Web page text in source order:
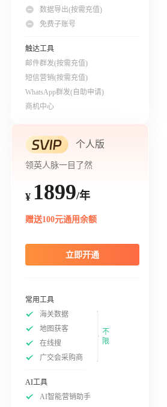
数据导出(按需充值)
免费子账号
触达工具
邮件群发(按需充值)
短信营销(按需充值)
WhatsApp群发(自助申请)
商机中心
个人版
领英人脉一目了然
¥ 1899/年
赠送100元通用余额
立即开通
常用工具
海关数据
地图获客
在线搜
广交会采购商
不
限
AI工具
AI智能营销助手